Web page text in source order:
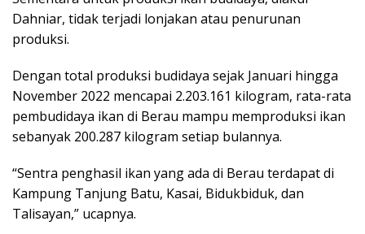
Dahniar, tidak terjadi lonjakan atau penurunan
produksi.
Dengan total produksi budidaya sejak Januari hingga
November 2022 mencapai 2.203.161 kilogram, rata-rata
pembudidaya ikan di Berau mampu memproduksi ikan
sebanyak 200.287 kilogram setiap bulannya.
“Sentra penghasil ikan yang ada di Berau terdapat di
Kampung Tanjung Batu, Kasai, Bidukbiduk, dan
Talisayan,” ucapnya.